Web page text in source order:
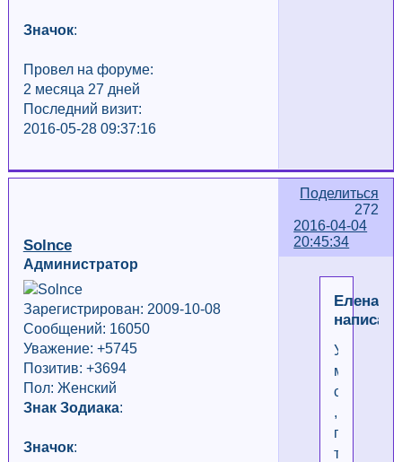
Значок:
Провел на форуме:
2 месяца 27 дней
Последний визит:
2016-05-28 09:37:16
Поделиться
272
2016-04-04
20:45:34
Solnce
Администратор
Зарегистрирован: 2009-10-08
Сообщений: 16050
Уважение: +5745
Позитив: +3694
Пол: Женский
Знак Зодиака:
Значок:
Елена
У
меня
сегодня
,
почему
то